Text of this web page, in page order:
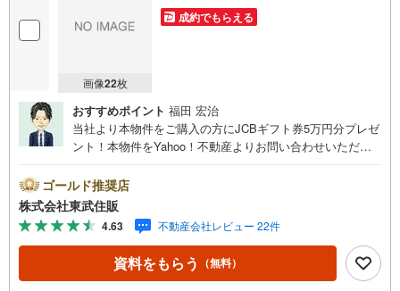
画像22枚
成約でもらえる
おすすめポイント 福田 宏治
当社より本物件をご購入の方にJCBギフト券5万円分プレゼ
ント！本物件をYahoo！不動産よりお問い合わせいただい
との併用不可。【営業時間 10:00～18:00】この時間帯は
お電話でのお問い合わせがスムーズです。住み替えをご希
望の方は自社買取保証付売却プランがございます。お気軽
にお問い合わせください。●閑静な住宅地●2階リビング●サ
イディング●都市ガス・本下水◇当社の強みは（1）リフォ
ーム（当社でも再販事業を行っている為、お客様に最適な
ゴールド推奨店
株式会社東武住販
4.63 不動産会社レビュー 22件
資料をもらう （無料）